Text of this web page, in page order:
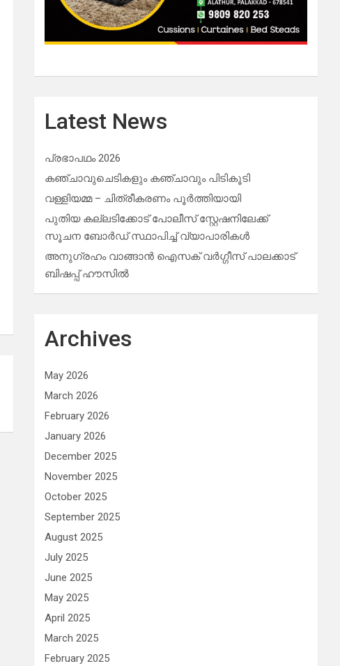
Latest News
പ്രഭാപഥം 2026
കഞ്ചാവുചെടികളും കഞ്ചാവും പിടികൂടി
വള്ളിയമ്മ – ചിത്രീകരണം പൂർത്തിയായി
പുതിയ കല്ലടിക്കോട് പോലീസ് സ്റ്റേഷനിലേക്ക്
സൂചന ബോർഡ് സ്ഥാപിച്ച് വ്യാപാരികൾ
അനുഗ്രഹം വാങ്ങാൻ ഐസക് വര്‍ഗ്ഗീസ് പാലക്കാട്
ബിഷപ്പ് ഹൗസില്‍
Archives
May 2026
March 2026
February 2026
January 2026
December 2025
November 2025
October 2025
September 2025
August 2025
July 2025
June 2025
May 2025
April 2025
March 2025
February 2025